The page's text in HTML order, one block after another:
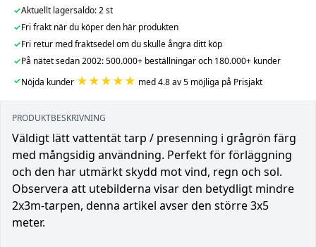
✓Aktuellt lagersaldo: 2 st
✓Fri frakt när du köper den här produkten
✓Fri retur med fraktsedel om du skulle ångra ditt köp
✓På nätet sedan 2002: 500.000+ beställningar och 180.000+ kunder
✓Nöjda kunder ★★★★★ med 4.8 av 5 möjliga på Prisjakt
PRODUKTBESKRIVNING
Väldigt lätt vattentät tarp / presenning i grågrön färg
med mångsidig användning. Perfekt för förläggning
och den har utmärkt skydd mot vind, regn och sol.
Observera att utebilderna visar den betydligt mindre
2x3m-tarpen, denna artikel avser den större 3x5
meter.